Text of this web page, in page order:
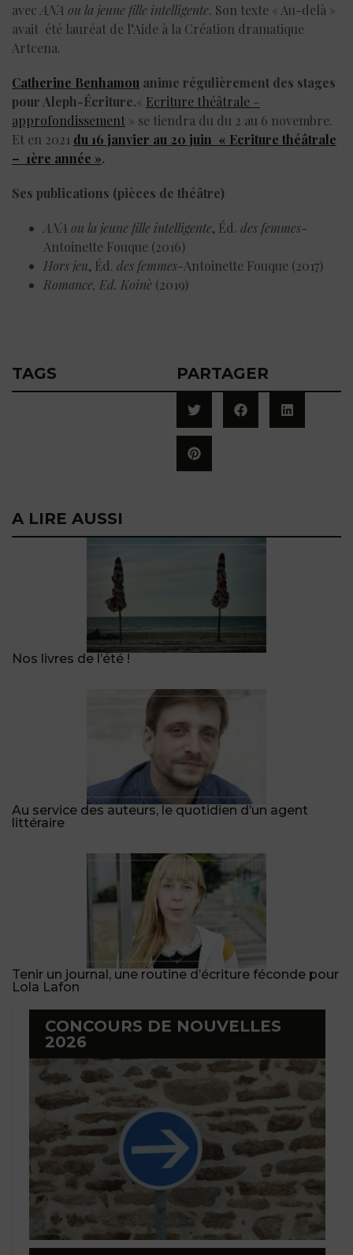
avec ANA ou la jeune fille intelligente. Son texte « Au-delà »
avait été lauréat de l’Aide à la Création dramatique
Artcena.
Catherine Benhamou anime régulièrement des stages
pour Aleph-Écriture.« Ecriture théâtrale –
approfondissement » se tiendra du du 2 au 6 novembre.
Et en 2021 du 16 janvier au 20 juin « Ecriture théâtrale
– 1ère année ».
Ses publications (pièces de théâtre)
ANA ou la jeune fille intelligente, Éd. des femmes-
Antoinette Fouque (2016)
Hors jeu, Éd. des femmes-Antoinette Fouque (2017)
Romance, Ed. Koinè ‌(2019)
TAGS PARTAGER
A LIRE AUSSI
Nos livres de l’été !
Au service des auteurs, le quotidien d’un agent
littéraire
Tenir un journal, une routine d’écriture féconde pour
Lola Lafon
CONCOURS DE NOUVELLES
2026